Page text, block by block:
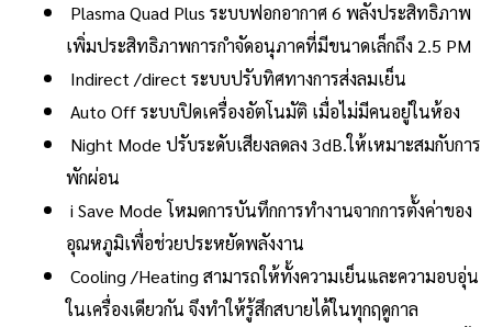
Plasma Quad Plus ระบบฟอกอากาศ 6 พลังประสิทธิภาพ
เพิ่มประสิทธิภาพการกำจัดอนุภาคที่มีขนาดเล็กถึง 2.5 PM
Indirect /direct ระบบปรับทิศทางการส่งลมเย็น
Auto Off ระบบปิดเครื่องอัตโนมัติ เมื่อไม่มีคนอยู่ในห้อง
Night Mode ปรับระดับเสียงลดลง 3dB.ให้เหมาะสมกับการ
พักผ่อน
i Save Mode โหมดการบันทึกการทำงานจากการตั้งค่าของ
อุณหภูมิเพื่อช่วยประหยัดพลังงาน
Cooling /Heating สามารถให้ทั้งความเย็นและความอบอุ่น
ในเครื่องเดียวกัน จึงทำให้รู้สึกสบายได้ในทุกฤดูกาล